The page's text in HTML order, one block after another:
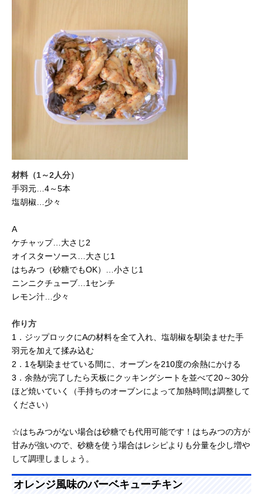
材料（1～2人分）
手羽元…4～5本
塩胡椒…少々
A
ケチャップ…大さじ2
オイスターソース…大さじ1
はちみつ（砂糖でもOK）…小さじ1
ニンニクチューブ…1センチ
レモン汁…少々
作り方
1．ジップロックにAの材料を全て入れ、塩胡椒を馴染ませた手
羽元を加えて揉み込む
2．1を馴染ませている間に、オーブンを210度の余熱にかける
3．余熱が完了したら天板にクッキングシートを並べて20～30分
ほど焼いていく（手持ちのオーブンによって加熱時間は調整して
ください）
☆はちみつがない場合は砂糖でも代用可能です！はちみつの方が
甘みが強いので、砂糖を使う場合はレシピよりも分量を少し増や
して調理しましょう。
オレンジ風味のバーベキューチキン